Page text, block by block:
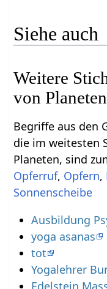
Siehe auch
Weitere
Begriffe aus den
die im weitesten
Planeten‏‎,
Opferruf‏‎, ,
Ausbildung
yoga asanas
tot
Yogalehrer
Edelstein